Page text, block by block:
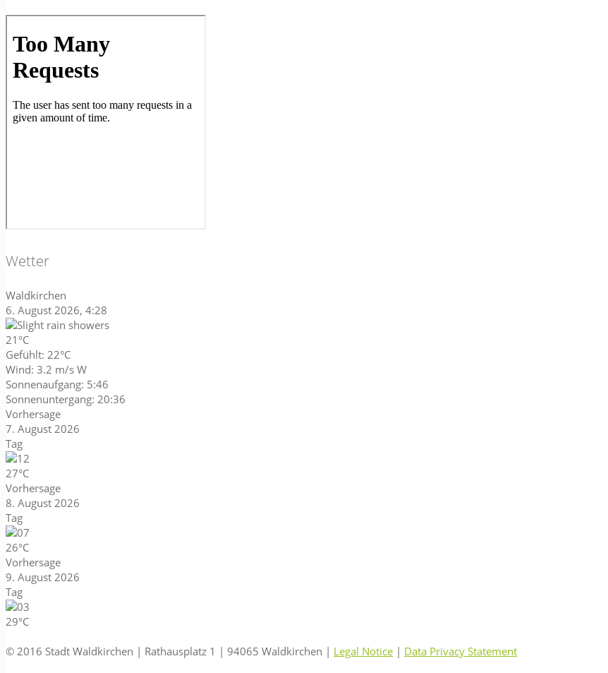
Wetter
Waldkirchen
6. August 2026, 4:28
21°C
Gefühlt: 22°C
Wind: 3.2 m/s W
Sonnenaufgang: 5:46
Sonnenuntergang: 20:36
Vorhersage
7. August 2026
Tag
27°C
Vorhersage
8. August 2026
Tag
26°C
Vorhersage
9. August 2026
Tag
29°C
© 2016 Stadt Waldkirchen | Rathausplatz 1 | 94065 Waldkirchen | Legal Notice | Data Privacy Statement